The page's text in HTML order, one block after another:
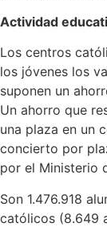
Actividad
Los centros
los jóvenes los
suponen un
Un ahorro que
una plaza en un
concierto por
por el Ministerio
Son 1.476.918
católicos (8.649